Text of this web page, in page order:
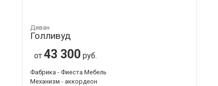
Диван
Голливуд
от 43 300 руб.
Фабрика - Фиеста Мебель
Механизм - аккордеон